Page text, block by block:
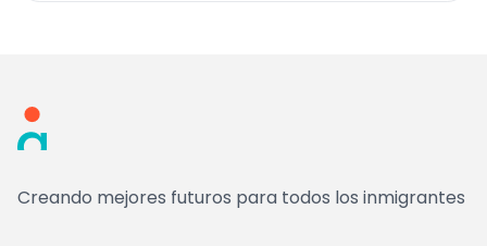
Creando mejores futuros para todos los inmigrantes